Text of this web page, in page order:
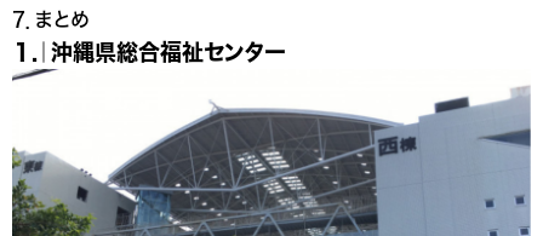
7．まとめ
１.｜沖縄県総合福祉センター